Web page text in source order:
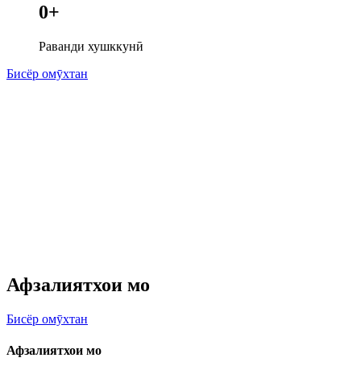
0+
Раванди хушккунӣ
Бисёр омӯхтан
Афзалиятхои мо
Бисёр омӯхтан
Афзалиятхои мо